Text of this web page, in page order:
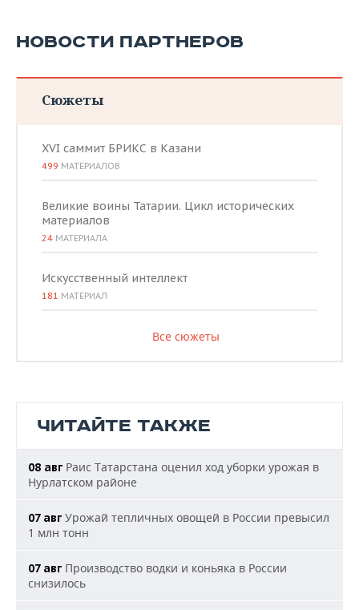
НОВОСТИ ПАРТНЕРОВ
Сюжеты
XVI саммит БРИКС в Казани
499 МАТЕРИАЛОВ
Великие воины Татарии. Цикл исторических
материалов
24 МАТЕРИАЛА
Искусственный интеллект
181 МАТЕРИАЛ
Все сюжеты
ЧИТАЙТЕ ТАКЖЕ
08 авг Раис Татарстана оценил ход уборки урожая в
Нурлатском районе
07 авг Урожай тепличных овощей в России превысил
1 млн тонн
07 авг Производство водки и коньяка в России
снизилось